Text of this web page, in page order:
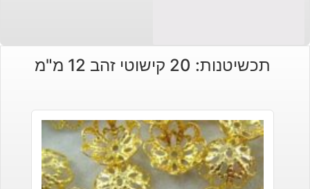
תכשיטנות: 20 קישוטי זהב 12 מ"מ